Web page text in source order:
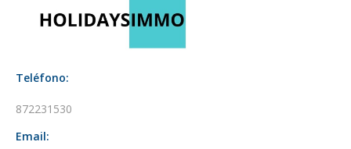
Teléfono:
872231530
Email: